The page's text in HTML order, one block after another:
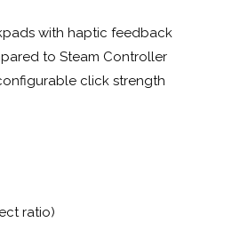
with haptic feedback
to Steam Controller
click strength
ratio)